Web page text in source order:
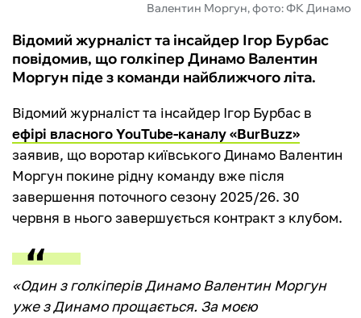
Валентин Моргун, фото: ФК Динамо
Відомий журналіст та інсайдер Ігор Бурбас
повідомив, що голкіпер Динамо Валентин
Моргун піде з команди найближчого літа.
Відомий журналіст та інсайдер Ігор Бурбас в
ефірі власного YouTube-каналу «BurBuzz»
заявив, що воротар київського Динамо Валентин
Моргун покине рідну команду вже після
завершення поточного сезону 2025/26. 30
червня в нього завершується контракт з клубом.
«Один з голкіперів Динамо Валентин Моргун
уже з Динамо прощається. За моєю